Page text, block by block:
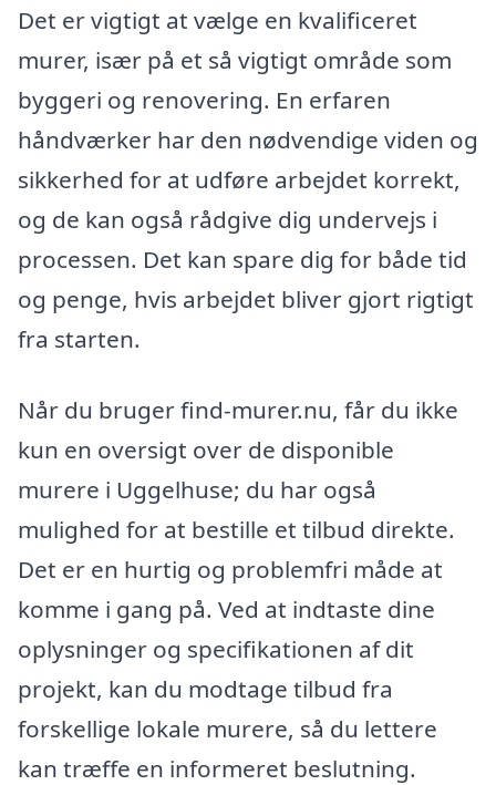
Det er vigtigt at vælge en kvalificeret
murer, især på et så vigtigt område som
byggeri og renovering. En erfaren
håndværker har den nødvendige viden og
sikkerhed for at udføre arbejdet korrekt,
og de kan også rådgive dig undervejs i
processen. Det kan spare dig for både tid
og penge, hvis arbejdet bliver gjort rigtigt
fra starten.
Når du bruger find-murer.nu, får du ikke
kun en oversigt over de disponible
murere i Uggelhuse; du har også
mulighed for at bestille et tilbud direkte.
Det er en hurtig og problemfri måde at
komme i gang på. Ved at indtaste dine
oplysninger og specifikationen af dit
projekt, kan du modtage tilbud fra
forskellige lokale murere, så du lettere
kan træffe en informeret beslutning.